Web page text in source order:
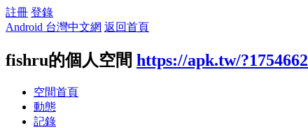
註冊 登錄
Android 台灣中文網 返回首頁
fishru的個人空間 https://apk.tw/?1754662
空間首頁
動態
記錄